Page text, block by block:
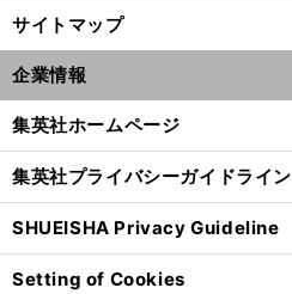
サイトマップ
企業情報
集英社ホームページ
集英社プライバシーガイドライン
SHUEISHA Privacy Guideline
Setting of Cookies